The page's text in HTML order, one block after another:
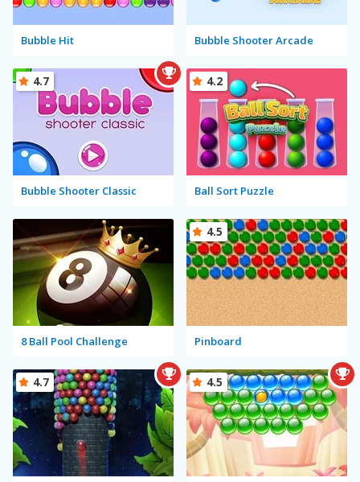
Bubble Hit Bubble Shooter Arcade
Bubble Shooter Classic
4.7
Ball Sort Puzzle
4.2
8 Ball Pool Challenge Pinboard
4.5
4.7 4.5